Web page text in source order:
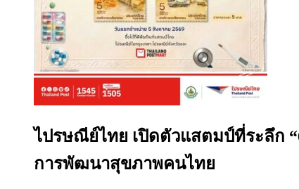
ไปรษณีย์ไทย เปิดตัวแสตมป์ที่ระลึก
การพัฒนาสุขภาพคนไทย